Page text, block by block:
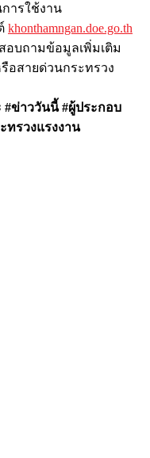
ารใช้งาน
khonthamngan.doe.go.th
อบถามข้อมูลเพิ่มเติม
อสายด่วนกระทรวง
ข่าววันนี้ #ผู้ประกอบ
ทรวงแรงงาน